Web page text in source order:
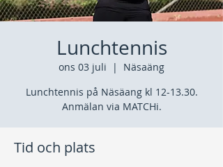
Lunchtennis
ons 03 juli
  |
Näsaäng
Lunchtennis på Näsäang kl 12-13.30.
Anmälan via MATCHi.
Tid och plats